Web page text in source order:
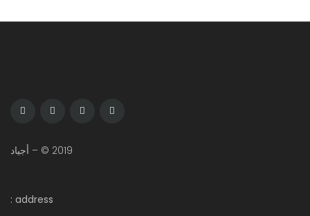
2019 © – أجياد
address :